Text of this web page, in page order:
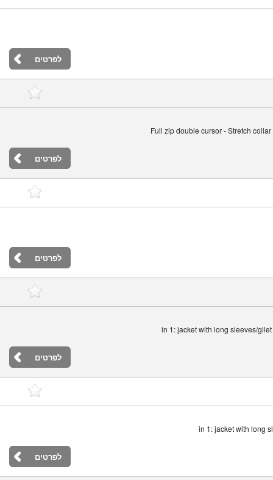
לפרטים
Full zip double cursor - Stretch
לפרטים
לפרטים
לפרטים
לפרטים